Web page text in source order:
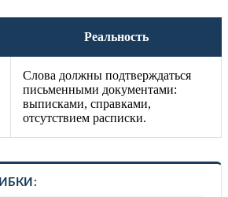
Реальность
Слова должны подтверждаться
письменными документами:
выписками, справками,
отсутствием расписки.